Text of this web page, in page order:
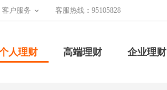
客户服务 客服热线：95105828
人理财 高端理财 企业理财